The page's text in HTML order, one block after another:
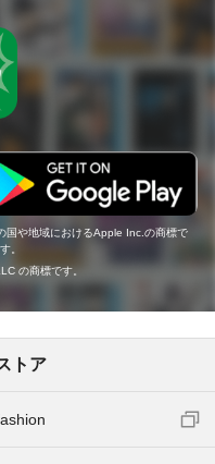
国や地域におけるApple Inc.の商標で
。
の商標です。
トア